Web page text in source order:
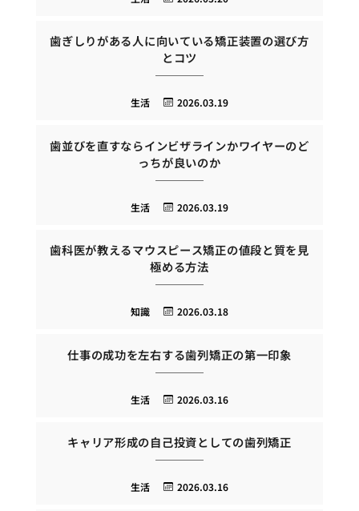
歯ぎしりがある人に向いている矯正装置の選び方
とコツ
2026.03.19
生活
歯並びを直すならインビザラインかワイヤーのど
っちが良いのか
2026.03.19
生活
歯科医が教えるマウスピース矯正の値段と質を見
極める方法
2026.03.18
知識
仕事の成功を左右する歯列矯正の第一印象
2026.03.16
生活
キャリア形成の自己投資としての歯列矯正
2026.03.16
生活